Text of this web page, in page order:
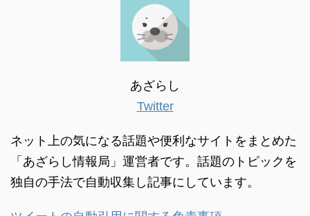
あざらし
Twitter
ネット上の気になる話題や便利なサイトをまとめた
「あざらし情報局」運営者です。話題のトピックを
独自の手法で自動収集し記事にしています。